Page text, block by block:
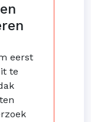
eerst
te